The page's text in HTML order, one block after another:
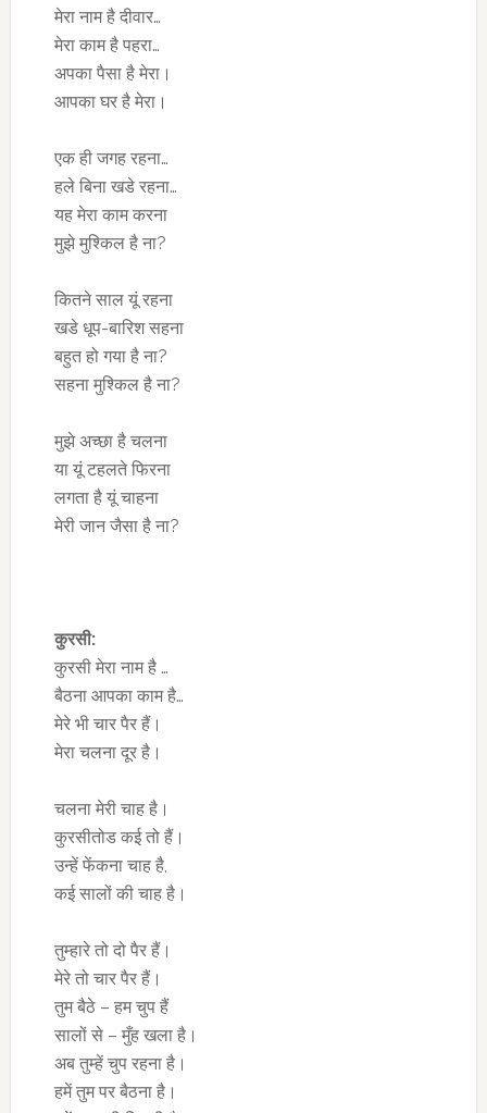
मेरा नाम है दीवार…
मेरा काम है पहरा…
अपका पैसा है मेरा।
आपका घर है मेरा।
एक ही जगह रहना…
हले बिना खडे रहना…
यह मेरा काम करना
मुझे मुश्किल है ना?
कितने साल यूं रहना
खडे धूप-बारिश सहना
बहुत हो गया है ना?
सहना मुश्किल है ना?
मुझे अच्छा है चलना
या यूं टहलते फिरना
लगता है यूं चाहना
मेरी जान जैसा है ना?
कुरसी:
कुरसी मेरा नाम है …
बैठना आपका काम है…
मेरे भी चार पैर हैं।
मेरा चलना दूर है।
चलना मेरी चाह है।
कुरसीतोड कई तो हैं।
उन्हें फेंकना चाह है,
कई सालों की चाह है।
तुम्हारे तो दो पैर हैं।
मेरे तो चार पैर हैं।
तुम बैठे – हम चुप हैं
सालों से – मुँह खला है।
अब तुम्हें चुप रहना है।
हमें तुम पर बैठना है।